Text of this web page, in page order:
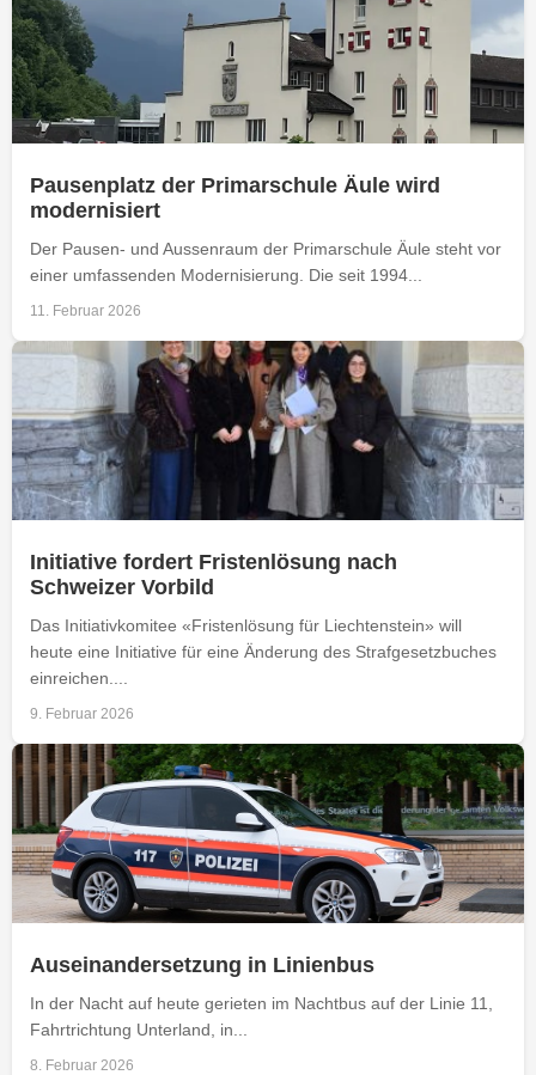
Pausenplatz der Primarschule Äule wird
modernisiert
Der Pausen- und Aussenraum der Primarschule Äule steht vor
einer umfassenden Modernisierung. Die seit 1994...
11. Februar 2026
Initiative fordert Fristenlösung nach
Schweizer Vorbild
Das Initiativkomitee «Fristenlösung für Liechtenstein» will
heute eine Initiative für eine Änderung des Strafgesetzbuches
einreichen....
9. Februar 2026
Auseinandersetzung in Linienbus
In der Nacht auf heute gerieten im Nachtbus auf der Linie 11,
Fahrtrichtung Unterland, in...
8. Februar 2026